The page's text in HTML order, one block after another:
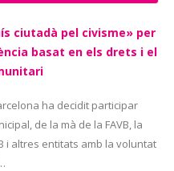
ciutadà pel civisme» per
basat en els drets i el
ha decidit participar
de la mà de la FAVB, la
i altres entitats amb la voluntat